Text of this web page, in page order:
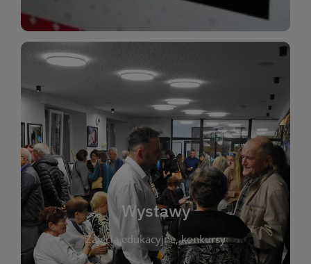
Wystawy
Zajęcia edukacyjne, konkursy
ekspozycjach oraz archiwum wystaw z
poprzednich lat. Prezentowane prace obejmują
malarstwo, fotografię, rękodzieło i inne formy
artystyczne. Każda wystawa to wyjątkowa okazja
do kontaktu z kulturą i sztuką w przestrzeni
biblioteki. Serdecznie zapraszamy wszystkich
miłośników estetycznych doznań!
WIĘCEJ